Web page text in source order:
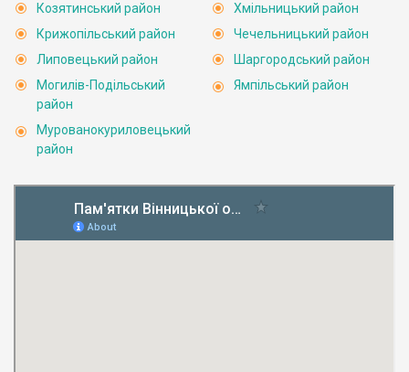
Козятинський район
Крижопільський район
Липовецький район
Могилів-Подільський
район
Мурованокуриловецький
район
Хмільницький район
Чечельницький район
Шаргородський район
Ямпільський район